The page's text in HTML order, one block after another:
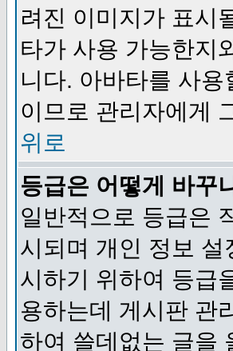
려진 이미지가 표시
타가 사용 가능한지
니다. 아바타를 사
이므로 관리자에게
위로
등급은 어떻게 바꾸
일반적으로 등급은
시되며 개인 정보
시하기 위하여 등급
용하는데 게시판 관
하여 쓸데없는 글을